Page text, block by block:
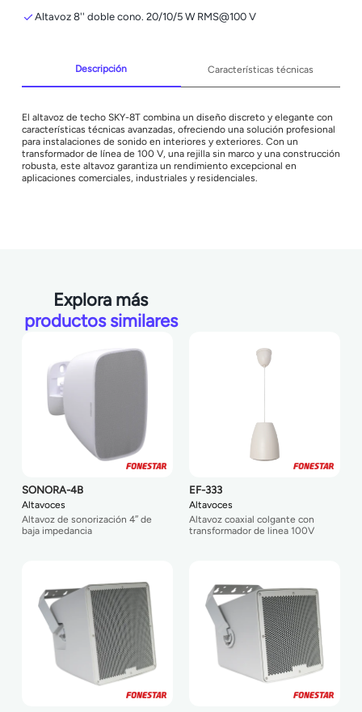
Altavoz 8'' doble cono. 20/10/5 W RMS@100 V
Descripción Características técnicas
El altavoz de techo SKY-8T combina un diseño discreto y elegante con
características técnicas avanzadas, ofreciendo una solución profesional
para instalaciones de sonido en interiores y exteriores. Con un
transformador de línea de 100 V, una rejilla sin marco y una construcción
robusta, este altavoz garantiza un rendimiento excepcional en
aplicaciones comerciales, industriales y residenciales.
Explora más
productos similares
SONORA-4B
Altavoces
Altavoz de sonorización 4″ de
baja impedancia
EF-333
Altavoces
Altavoz coaxial colgante con
transformador de linea 100V